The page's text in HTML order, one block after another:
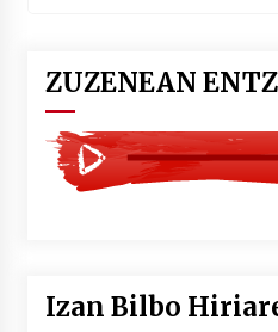
ZUZENEAN
Izan Bilbo